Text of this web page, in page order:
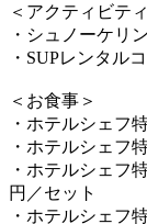
＜アクティビテ
・シュノーケリ
・SUPレンタル
＜お食事＞
・ホテルシェフ
・ホテルシェフ
・ホテルシェフ
円／セット
・ホテルシェフ